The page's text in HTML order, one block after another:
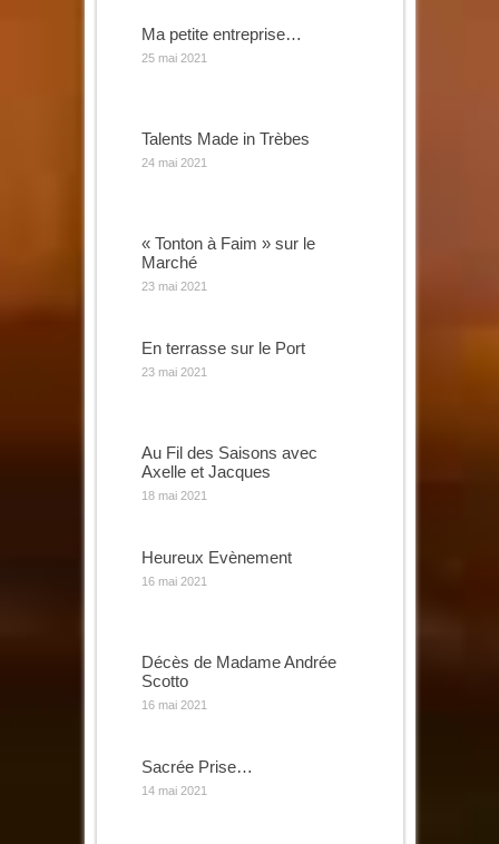
Ma petite entreprise…
25 mai 2021
Talents Made in Trèbes
24 mai 2021
« Tonton à Faim » sur le
Marché
23 mai 2021
En terrasse sur le Port
23 mai 2021
Au Fil des Saisons avec
Axelle et Jacques
18 mai 2021
Heureux Evènement
16 mai 2021
Décès de Madame Andrée
Scotto
16 mai 2021
Sacrée Prise…
14 mai 2021